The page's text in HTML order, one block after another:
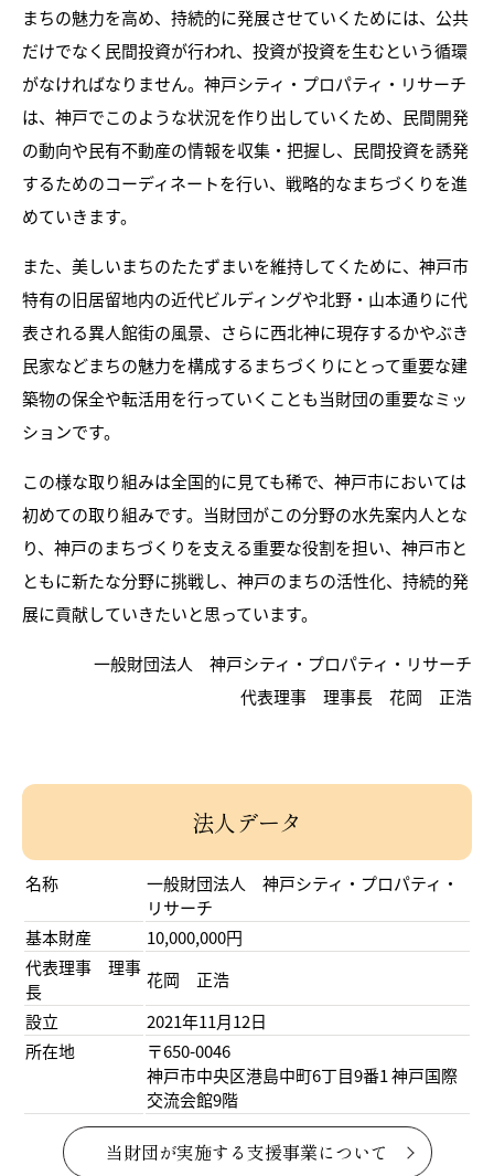
まちの魅力を高め、持続的に発展させていくためには、公共
だけでなく民間投資が行われ、投資が投資を生むという循環
がなければなりません。神戸シティ・プロパティ・リサーチ
は、神戸でこのような状況を作り出していくため、民間開発
の動向や民有不動産の情報を収集・把握し、民間投資を誘発
するためのコーディネートを行い、戦略的なまちづくりを進
めていきます。
また、美しいまちのたたずまいを維持してくために、神戸市
特有の旧居留地内の近代ビルディングや北野・山本通りに代
表される異人館街の風景、さらに西北神に現存するかやぶき
民家などまちの魅力を構成するまちづくりにとって重要な建
築物の保全や転活用を行っていくことも当財団の重要なミッ
ションです。
この様な取り組みは全国的に見ても稀で、神戸市においては
初めての取り組みです。当財団がこの分野の水先案内人とな
り、神戸のまちづくりを支える重要な役割を担い、神戸市と
ともに新たな分野に挑戦し、神戸のまちの活性化、持続的発
展に貢献していきたいと思っています。
一般財団法人 神戸シティ・プロパティ・リサーチ
代表理事 理事長 花岡 正浩
法人データ
名称
一般財団法人 神戸シティ・プロパティ・
リサーチ
基本財産
10,000,000円
代表理事 理事
長
花岡 正浩
設立
2021年11月12日
所在地
〒650-0046
神戸市中央区港島中町6丁目9番1 神戸国際
交流会館9階
当財団が実施する支援事業について